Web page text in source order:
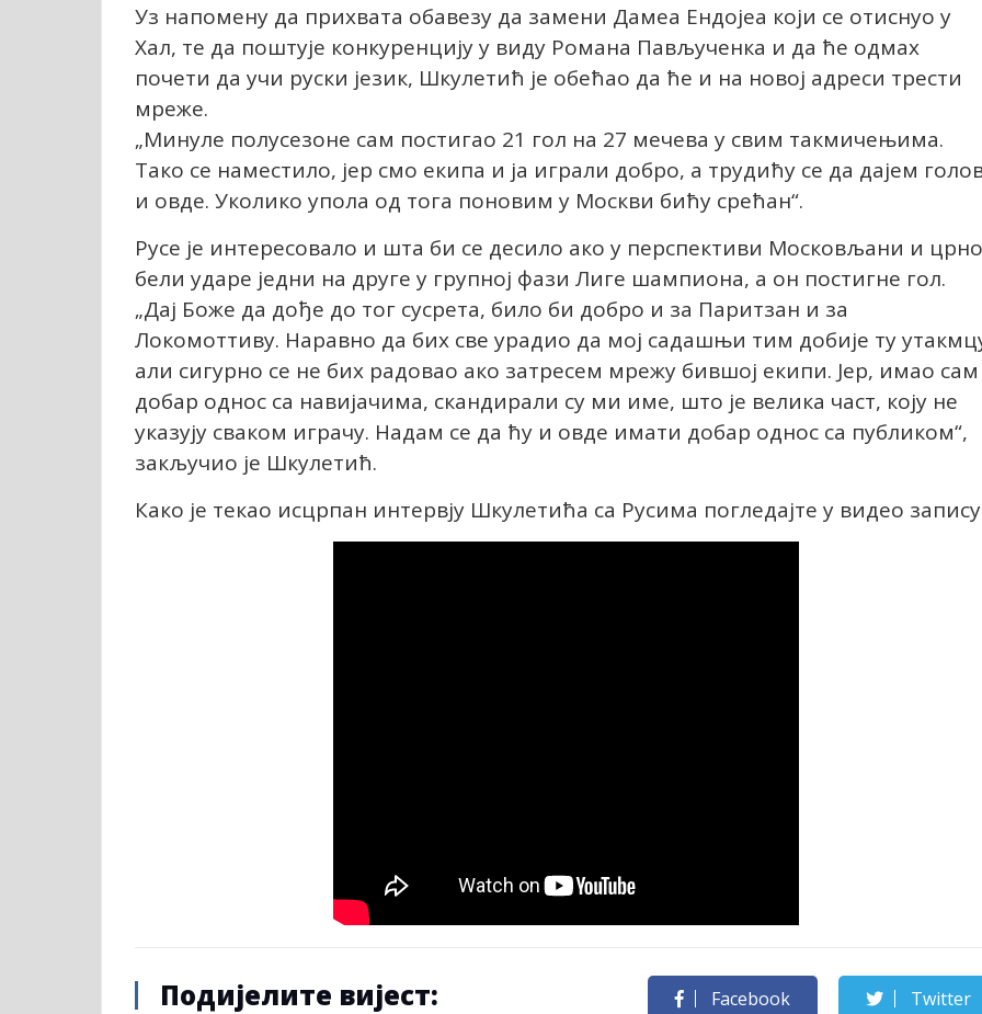
Уз напомену да прихвата обавезу да замени Дамеа Ендојеа који се отиснуо у
Хал, те да поштује конкуренцију у виду Романа Пављученка и да ће одмах
почети да учи руски језик, Шкулетић је обећао да ће и на новој адреси трести
мреже.
„Минуле полусезоне сам постигао 21 гол на 27 мечева у свим такмичењима.
Тако се наместило, јер смо екипа и ја играли добро, а трудићу се да дајем
и овде. Уколико упола од тога поновим у Москви бићу срећан“.
Русе је интересовало и шта би се десило ако у перспективи Московљани и
бели ударе једни на друге у групној фази Лиге шампиона, а он постигне гол.
„Дај Боже да дође до тог сусрета, било би добро и за Паритзан и за
Локомоттиву. Наравно да бих све урадио да мој садашњи тим добије ту
али сигурно се не бих радовао ако затресем мрежу бившој екипи. Јер, имао сам
добар однос са навијачима, скандирали су ми име, што је велика част, коју не
указују сваком играчу. Надам се да ћу и овде имати добар однос са публиком“,
закључио је Шкулетић.
Како је текао исцрпан интервју Шкулетића са Русима погледајте у видео
Подијелите вијест: Facebook Twitter